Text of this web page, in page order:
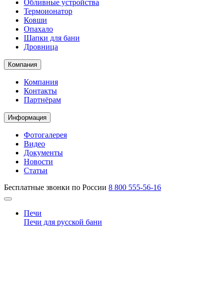
Обливные устройства
Термоионатор
Ковши
Опахало
Шапки для бани
Дровница
Компания
Компания
Контакты
Партнёрам
Информация
Фотогалерея
Видео
Документы
Новости
Статьи
Бесплатные звонки по России 8 800 555-56-16
Печи
Печи для русской бани